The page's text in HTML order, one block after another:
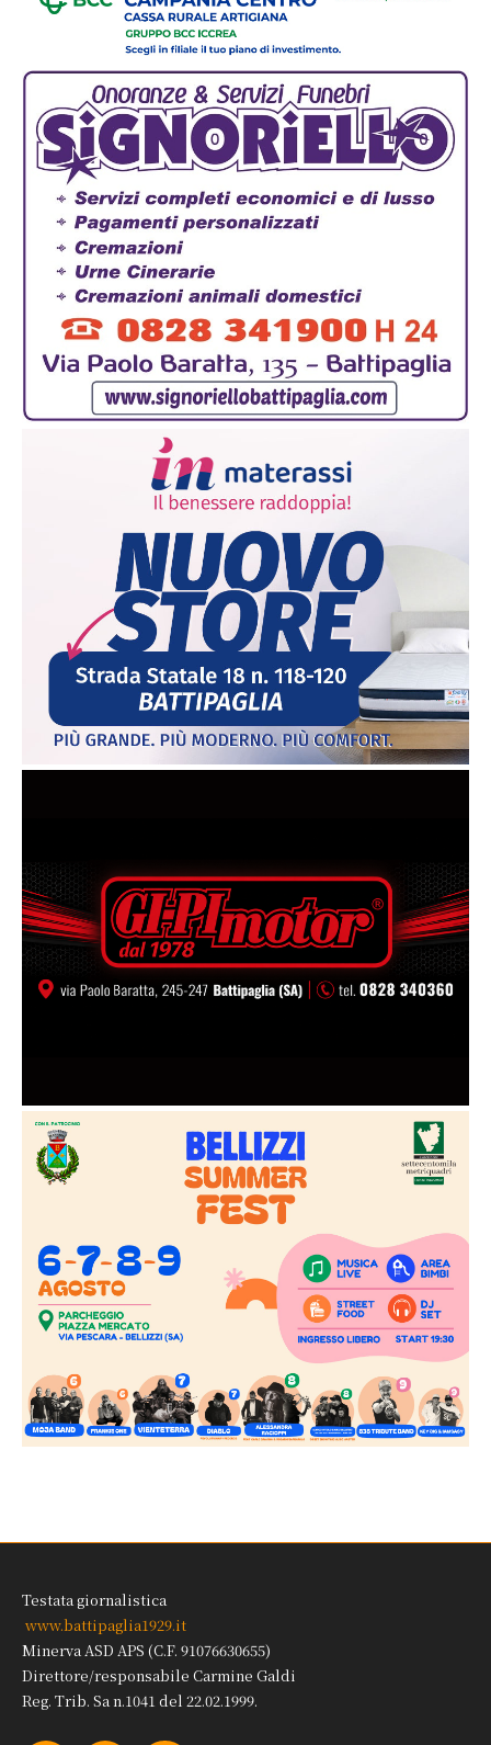
Testata giornalistica
www.battipaglia1929.it
Minerva ASD APS (C.F. 91076630655)
Direttore/responsabile Carmine Galdi
Reg. Trib. Sa n.1041 del 22.02.1999.